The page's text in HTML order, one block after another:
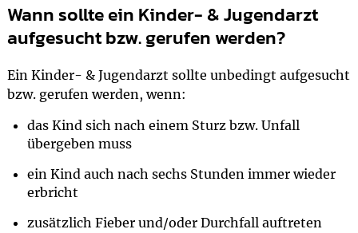
Wann sollte ein Kinder- & Jugendarzt
aufgesucht bzw. gerufen werden?
Ein Kinder- & Jugendarzt sollte unbedingt aufgesucht
bzw. gerufen werden, wenn:
das Kind sich nach einem Sturz bzw. Unfall
übergeben muss
ein Kind auch nach sechs Stunden immer wieder
erbricht
zusätzlich Fieber und/oder Durchfall auftreten